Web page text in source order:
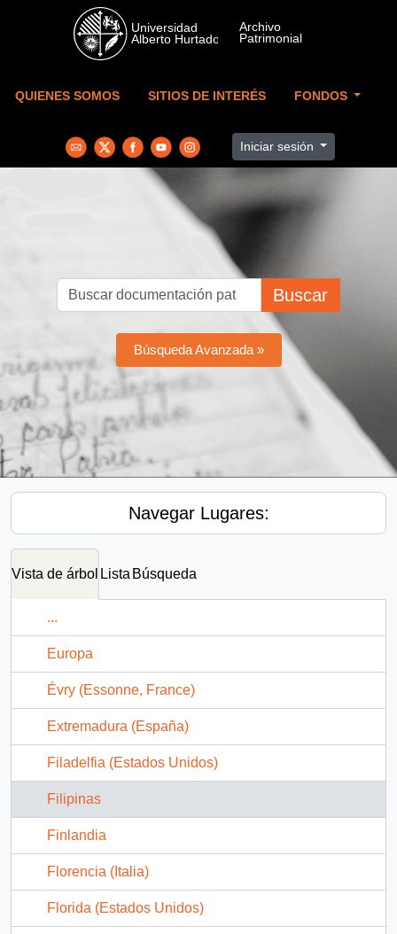
Skip to main content
QUIENES SOMOS SITIOS DE INTERÉS FONDOS
Iniciar sesión
Buscar
Búsqueda Avanzada »
Navegar Lugares:
Vista de árbol Lista Búsqueda
...
Europa
Évry (Essonne, France)
Extremadura (España)
Filadelfia (Estados Unidos)
Filipinas
Finlandia
Florencia (Italia)
Florida (Estados Unidos)